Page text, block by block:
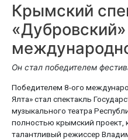
Крымский
Он стал победителем
Победителем 8-ого
Ялта» стал спектакль
музыкального театра
полностью крымский проект,
талантливый режиссер